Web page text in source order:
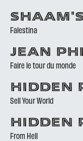
Falestina
JEAN
Faire le tour du monde
HIDDEN
Sell Your World
HIDDEN
From Hell